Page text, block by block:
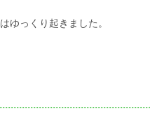
ゆっくり起きました。